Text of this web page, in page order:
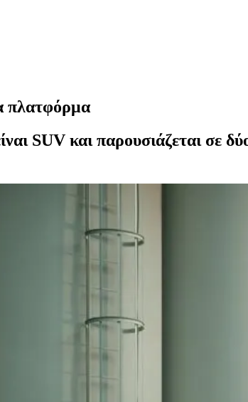
πλατφόρμα
SUV και παρουσιάζεται σε